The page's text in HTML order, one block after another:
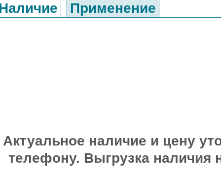
Применение
Актуальное наличие и цену
телефону. Выгрузка наличия